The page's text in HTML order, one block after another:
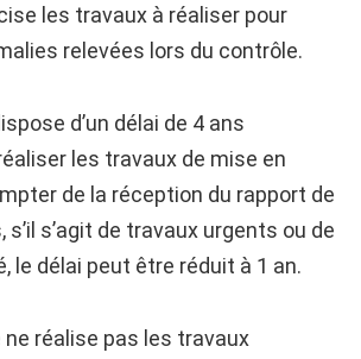
les travaux à réaliser pour
relevées lors du contrôle.
d’un délai de 4 ans
les travaux de mise en
de la réception du rapport de
s’agit de travaux urgents ou de
le délai peut être réduit à 1 an.
ne réalise pas les travaux